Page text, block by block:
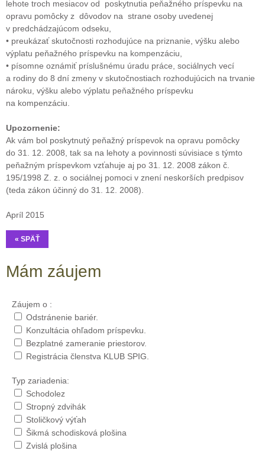
lehote troch mesiacov od poskytnutia peňažného príspevku na
opravu pomôcky z dôvodov na strane osoby uvedenej
v predchádzajúcom odseku,
• preukázať skutočnosti rozhodujúce na priznanie, výšku alebo
výplatu peňažného príspevku na kompenzáciu,
• písomne oznámiť príslušnému úradu práce, sociálnych vecí
a rodiny do 8 dní zmeny v skutočnostiach rozhodujúcich na trvanie
nároku, výšku alebo výplatu peňažného príspevku
na kompenzáciu.
Upozornenie:
Ak vám bol poskytnutý peňažný príspevok na opravu pomôcky
do 31. 12. 2008, tak sa na lehoty a povinnosti súvisiace s týmto
peňažným príspevkom vzťahuje aj po 31. 12. 2008 zákon č.
195/1998 Z. z. o sociálnej pomoci v znení neskorších predpisov
(teda zákon účinný do 31. 12. 2008).
Apríl 2015
« SPÄŤ
Mám záujem
Záujem o :
Odstránenie bariér.
Konzultácia ohľadom príspevku.
Bezplatné zameranie priestorov.
Registrácia členstva KLUB SPIG.
Typ zariadenia:
Schodolez
Stropný zdvihák
Stoličkový výťah
Šikmá schodisková plošina
Zvislá plošina